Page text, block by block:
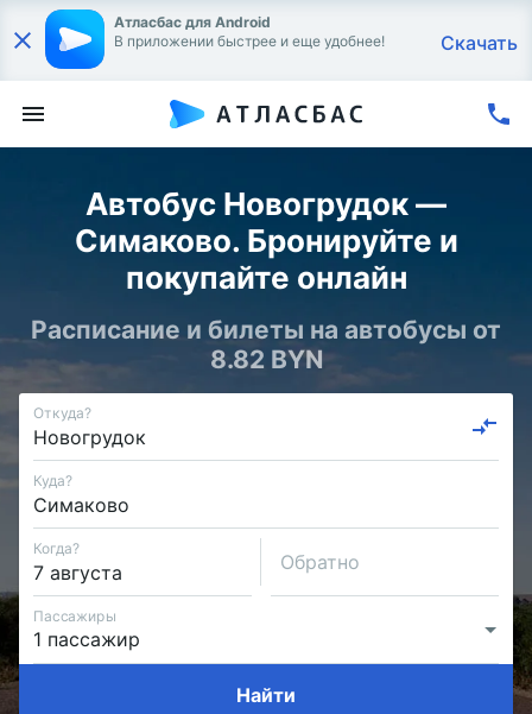
Атласбас для Android
В приложении быстрее и еще удобнее!
Скачать
Автобус Новогрудок —
Симаково. Бронируйте и
покупайте онлайн
Расписание и билеты на автобусы от
8.82 BYN
Откуда?
Куда?
Когда?
Обратно
Пассажиры
Найти